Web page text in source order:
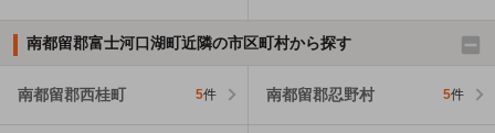
南都留郡富士河口湖町近隣の市区町村から探す
南都留郡西桂町 5件 南都留郡忍野村 5件